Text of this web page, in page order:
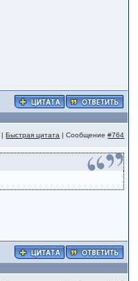
|Быстрая цитата | Сообщение#764